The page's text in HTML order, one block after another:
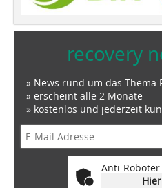
recovery
» News rund um das Thema
» erscheint alle 2 Monate
» kostenlos und jederzeit
Anti-